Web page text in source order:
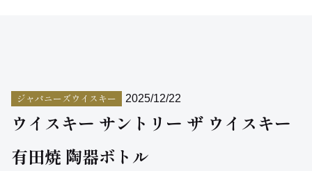
ジャパニーズウイスキー 2025/12/22
ウイスキー サントリー ザ ウイスキー
有田焼 陶器ボトル